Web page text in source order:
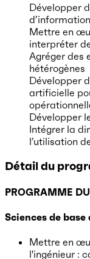
Développer
Mettre en
interpréter
Agréger des
hétérogènes
Développer
artificielle
Développer
Intégrer la
l’utilisation
Détail du
PROGRAMME
Sciences de
Mettre en
l'ingénieur :